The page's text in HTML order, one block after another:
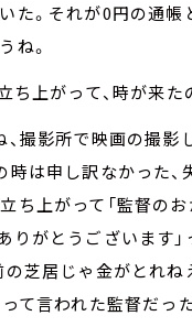
た。それが0円の通帳
ね。
ち上がって、時が来た
、撮影所で映画の撮影
時は申し訳なかった、
ち上がって「監督の
りがとうございます
の芝居じゃ金がとれね
って言われた監督だっ